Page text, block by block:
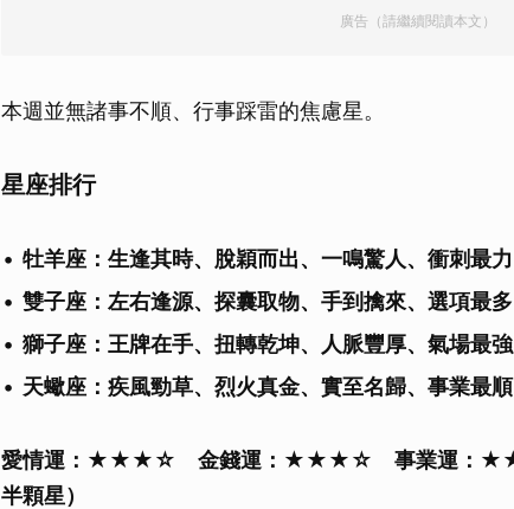
廣告（請繼續閱讀本文）
本週並無諸事不順、行事踩雷的焦慮星。
星座排行
牡羊座：生逢其時、脫穎而出、一鳴驚人、衝刺最力
雙子座：左右逢源、探囊取物、手到擒來、選項最多
獅子座：王牌在手、扭轉乾坤、人脈豐厚、氣場最強
天蠍座：疾風勁草、烈火真金、實至名歸、事業最順
愛情運：★★★☆ 金錢運：★★★☆ 事業運：
半顆星）